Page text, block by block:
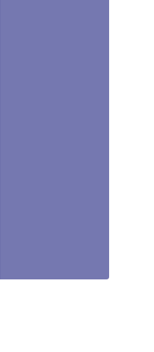
webovou stránku pro budoucí